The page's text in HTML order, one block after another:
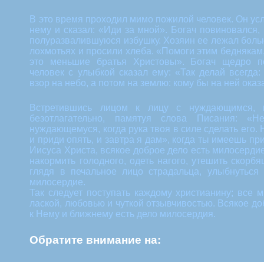
В это время проходил мимо пожилой человек. Он
нему и сказал: «Иди за мной». Богач
полуразвалившуюся избушку. Хозяин ее лежал
лохмотьях и просили хлеба. «Помоги этим
это меньшие братья Христовы». Богач щедро
человек с улыбкой сказал ему: «Так делай
взор на небо, а потом на землю: кому бы на ней
Встретившись лицом к лицу с нуждающимся,
безотлагательно, памятуя слова Писания:
нуждающемуся, когда рука твоя в силе сделать его.
и приди опять, и завтра я дам», когда ты имеешь
Иисуса Христа, всякое доброе дело есть
накормить голодного, одеть нагого, утешить
глядя в печальное лицо страдальца,
милосердие.
Так следует поступать каждому христианину; все
лаской, любовью и чуткой отзывчивостью. Всякое
к Нему и ближнему есть дело милосердия.
Обратите внимание на: